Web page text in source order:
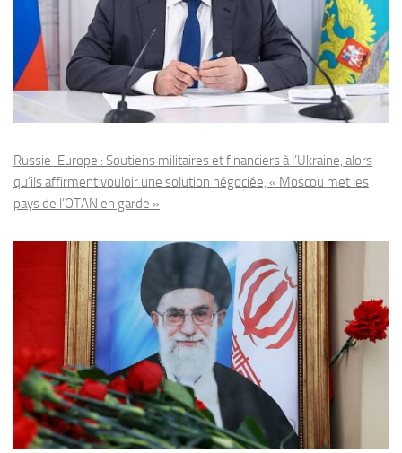
Russie-Europe : Soutiens militaires et financiers à l’Ukraine, alors
qu’ils affirment vouloir une solution négociée, « Moscou met les
pays de l’OTAN en garde »